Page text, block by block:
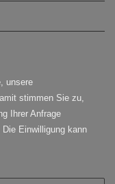
unsere
stimmen Sie zu,
Ihrer Anfrage
Einwilligung kann